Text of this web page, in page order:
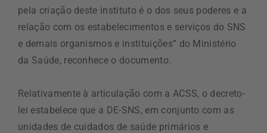
pela criação deste instituto é o dos seus poderes e a
relação com os estabelecimentos e serviços do SNS
e demais organismos e instituições” do Ministério
da Saúde, reconhece o documento.
Relativamente à articulação com a ACSS, o decreto-
lei estabelece que a DE-SNS, em conjunto com as
unidades de cuidados de saúde primários e